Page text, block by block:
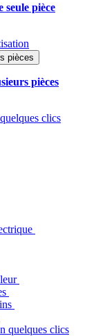
pièce
pièces
pièces
clics
quelques clics